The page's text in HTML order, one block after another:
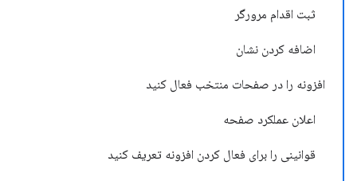
ثبت اقدام مرورگر
اضافه کردن نشان
افزونه را در صفحات منتخب فعال کنید
اعلان عملکرد صفحه
قوانینی را برای فعال کردن افزونه تعریف کنید